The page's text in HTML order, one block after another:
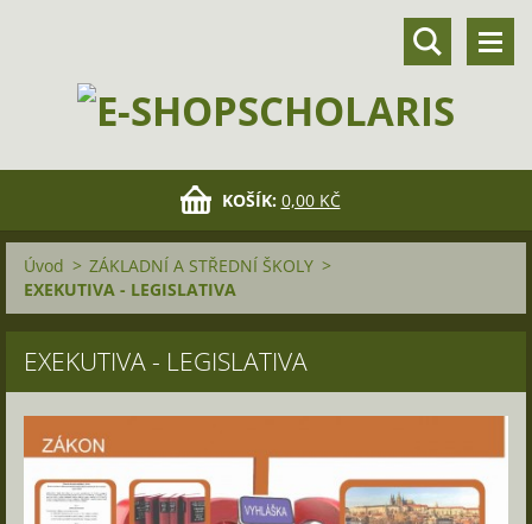
KOŠÍK: 0,00 KČ
Úvod > ZÁKLADNÍ A STŘEDNÍ ŠKOLY >
EXEKUTIVA - LEGISLATIVA
EXEKUTIVA - LEGISLATIVA